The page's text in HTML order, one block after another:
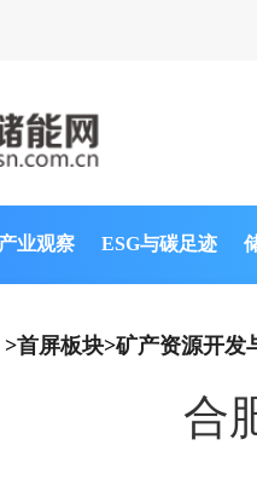
产业观察 ESG与碳足迹
>首屏板块>矿产资源开发
合